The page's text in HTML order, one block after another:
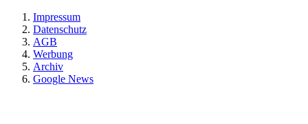
Impressum
Datenschutz
AGB
Werbung
Archiv
Google News